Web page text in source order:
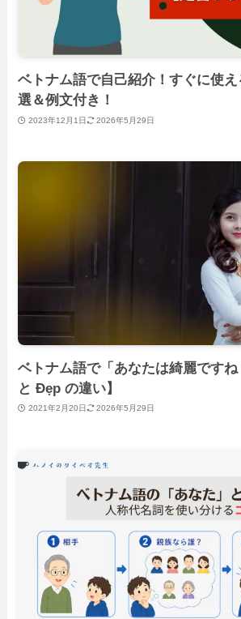
ベトナム語で自己紹介！すぐに使
選＆例文付き！
2023年12月1日 2026年5月29日
ベトナム語で「あなたは綺麗です
と Đẹp の違い】
2021年2月20日 2026年5月29日